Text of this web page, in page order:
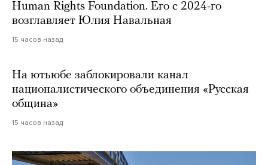
Human Rights Foundation. Его с 2024-го
возглавляет Юлия Навальная
15 часов назад
На ютьюбе заблокировали канал
националистического объединения «Русская
община»
15 часов назад